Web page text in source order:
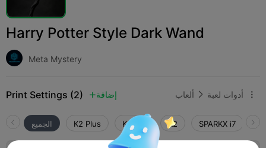
Harry Potter Style Dark Wand
Meta Mystery
Print Settings (2)  إضافة ألعاب  أدوات لعبة 
الجميع K2 Plus K2 Pro K2 SPARKX i7